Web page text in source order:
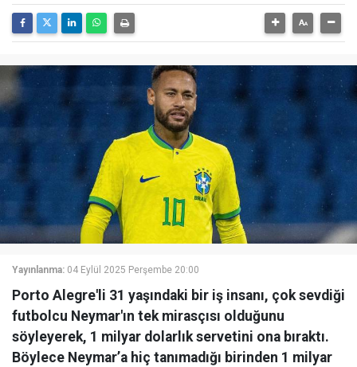
Yayınlanma: 04 Eylül 2025 Perşembe 20:00
Porto Alegre'li 31 yaşındaki bir iş insanı, çok sevdiği
futbolcu Neymar'ın tek mirasçısı olduğunu
söyleyerek, 1 milyar dolarlık servetini ona bıraktı.
Böylece Neymar’a hiç tanımadığı birinden 1 milyar